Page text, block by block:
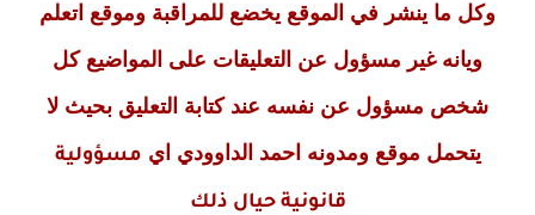
وكل ما ينشر في الموقع يخضع للمراقبة وموقع اتعلم
ويانه غير مسؤول عن التعليقات على المواضيع كل
شخص مسؤول عن نفسه عند كتابة التعليق بحيث لا
يتحمل موقع ومدونه احمد الداوودي اي مسؤولية
قانونية حيال ذلك